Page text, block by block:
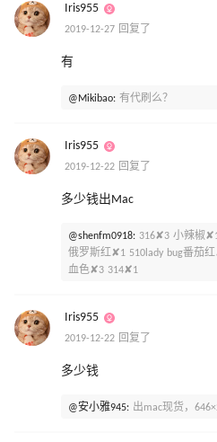
Iris955
2019-12-27 回复了
有
@Mikibao: 有代刷么？
Iris955
2019-12-22 回复了
多少钱出Mac
@shenfm0918: 316✘3 小辣椒
俄罗斯红✘1 510lady bug番茄
血色✘3 314✘1
Iris955
2019-12-22 回复了
多少钱
@安小雅945: 出mac现货，